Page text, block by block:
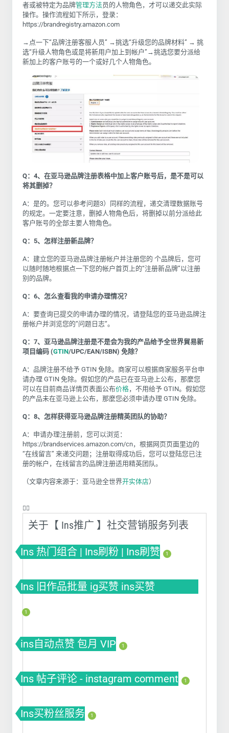
者或被特定为品牌管理方法员的人物角色，才可以递交此实际
操作。操作流程如下所示，登录：
https://brandregistry.amazon.com
→点一下“品牌注册客服人员” →挑选“升级您的品牌材料” → 挑
选“升级人物角色或是将新用户加上到帐户”→挑选您要分派给
新加上的客户账号的一个或好几个人物角色。
Q： 4、在亚马逊品牌注册表格中加上客户账号后，是不是可以
将其删掉？
A：是的。您可以参考问题3）同样的流程，递交清理数据账号
的规定。一定要注意，删掉人物角色后，将删掉以前分派给此
客户账号的全部主要人物角色。
Q： 5、怎样注册新品牌？
A：建立您的亚马逊品牌注册帐户并注册您的 个品牌后，您可
以随时随地根据点一下您的帐户首页上的“注册新品牌”以注册
别的品牌。
Q： 6、怎么查看我的申请办理情况？
A：要查询已提交的申请办理的情况，请登陆您的亚马逊品牌注
册帐户并浏览您的“问题日志“。
Q： 7、亚马逊品牌注册是不是会为我的产品给予全世界貿易新
项目编码 (GTIN/UPC/EAN/ISBN) 免除？
A：品牌注册不给予 GTIN 免除。商家可以根据商家服务平台申
请办理 GTIN 免除。假如您的产品已在亚马逊上公布，那麼您
可以在目前商品详情页表面公布价格，不用给予 GTIN。假如您
的产品未在亚马逊上公布，那麼您必须申请办理 GTIN 免除。
Q： 8、怎样获得亚马逊品牌注册精英团队的协助？
A：申请办理注册前，您可以浏览：
https://brandservices.amazon.com/cn，根据网页页面里边的
“在线留言” 来递交问题；注册取得成功后，您可以登陆您已注
册的帐户，在线留言的品牌注册适用精英团队。
（文章内容来源于：亚马逊全世界开实体店）
❤️‍🔥
关于【 Ins推广 】社交营销服务列表
Ins 热门组合 | Ins刷粉 | Ins刷赞 1
Ins 旧作品批量 ig买赞 ins买赞
1
ins自动点赞 包月 VIP 1
Ins 帖子评论 - instagram comment 1
Ins买粉丝服务 1